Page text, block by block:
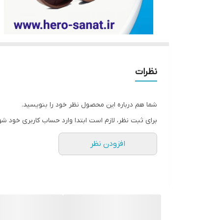
نظرات
شما هم درباره این محصول نظر خود را بنویسید.
برای ثبت نظر، لازم است ابتدا وارد حساب کاربری خود
افزودن نظر